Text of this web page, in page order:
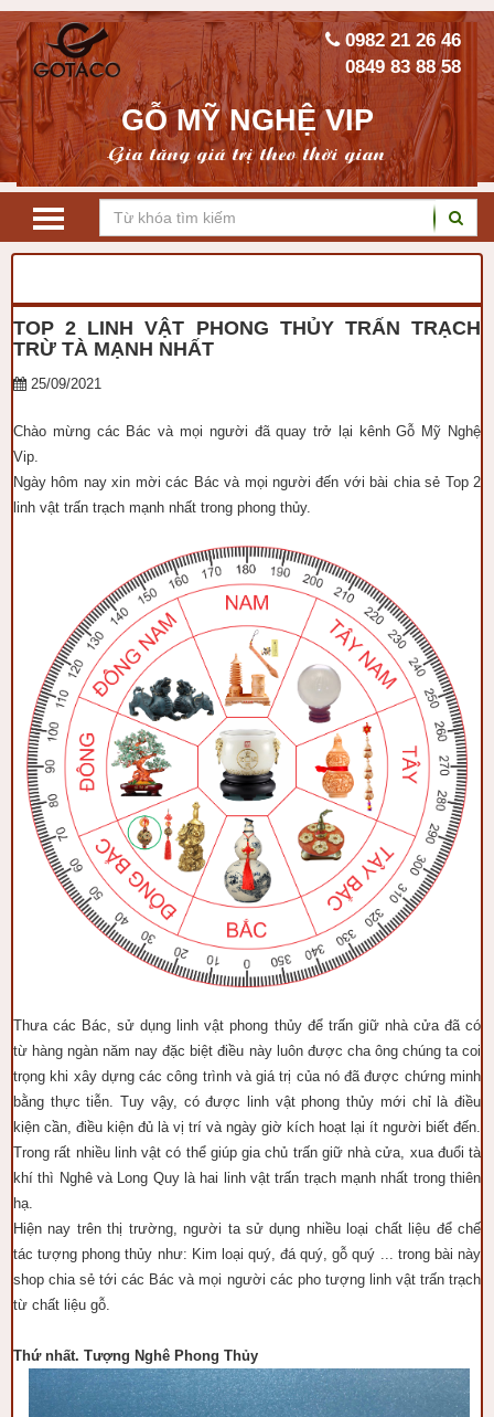
GỖ MỸ NGHỆ VIP
Gia tăng giá trị theo thời gian
0982 21 26 46
0849 83 88 58
TOP 2 LINH VẬT PHONG THỦY TRẤN TRẠCH
TRỪ TÀ MẠNH NHẤT
25/09/2021
Chào mừng các Bác và mọi người đã quay trở lại kênh Gỗ Mỹ Nghệ
Vip.
Ngày hôm nay xin mời các Bác và mọi người đến với bài chia sẻ Top 2
linh vật trấn trạch mạnh nhất trong phong thủy.
Thưa các Bác, sử dụng linh vật phong thủy để trấn giữ nhà cửa đã có
từ hàng ngàn năm nay đặc biệt điều này luôn được cha ông chúng ta coi
trọng khi xây dựng các công trình và giá trị của nó đã được chứng minh
bằng thực tiễn. Tuy vậy, có được linh vật phong thủy mới chỉ là điều
kiện cần, điều kiện đủ là vị trí và ngày giờ kích hoạt lại ít người biết đến.
Trong rất nhiều linh vật có thể giúp gia chủ trấn giữ nhà cửa, xua đuổi tà
khí thì Nghê và Long Quy là hai linh vật trấn trạch mạnh nhất trong thiên
hạ.
Hiện nay trên thị trường, người ta sử dụng nhiều loại chất liệu để chế
tác tượng phong thủy như: Kim loại quý, đá quý, gỗ quý ... trong bài này
shop chia sẻ tới các Bác và mọi người các pho tượng linh vật trấn trạch
từ chất liệu gỗ.
Thứ nhất. Tượng Nghê Phong Thủy